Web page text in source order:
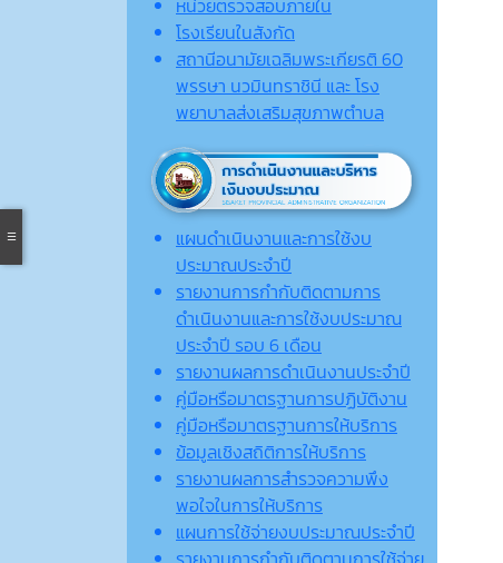
หน่วยตรวจสอบภายใน
โรงเรียนในสังกัด
สถานีอนามัยเฉลิมพระเกียรติ 60
พรรษา นวมินทราชินี และ โรง
พยาบาลส่งเสริมสุขภาพตำบล
แผนดำเนินงานและการใช้งบ
ประมาณประจำปี
รายงานการกำกับติดตามการ
ดำเนินงานและการใช้งบประมาณ
ประจำปี รอบ 6 เดือน
รายงานผลการดำเนินงานประจำปี
คู่มือหรือมาตรฐานการปฏิบัติงาน
คู่มือหรือมาตรฐานการให้บริการ
ข้อมูลเชิงสถิติการให้บริการ
รายงานผลการสำรวจความพึง
พอใจในการให้บริการ
แผนการใช้จ่ายงบประมาณประจำปี